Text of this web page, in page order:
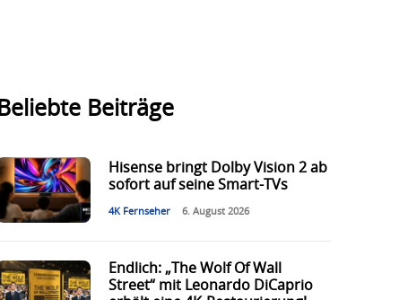
Beliebte Beiträge
Hisense bringt Dolby Vision 2 ab
sofort auf seine Smart-TVs
4K Fernseher 6. August 2026
Endlich: „The Wolf Of Wall
Street“ mit Leonardo DiCaprio